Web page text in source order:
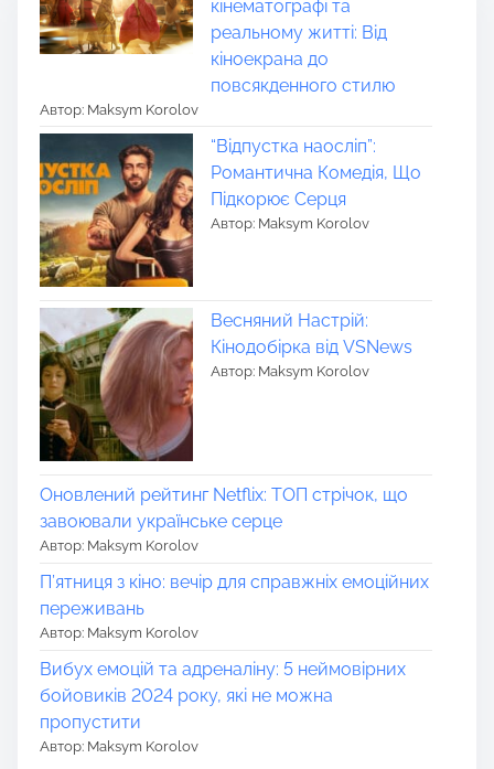
кінематографі та
реальному житті: Від
кіноекрана до
повсякденного стилю
Автор: Maksym Korolov
“Відпустка наосліп”:
Романтична Комедія, Що
Підкорює Серця
Автор: Maksym Korolov
Весняний Настрій:
Кінодобірка від VSNews
Автор: Maksym Korolov
Оновлений рейтинг Netflix: ТОП стрічок, що
завоювали українське серце
Автор: Maksym Korolov
П’ятниця з кіно: вечір для справжніх емоційних
переживань
Автор: Maksym Korolov
Вибух емоцій та адреналіну: 5 неймовірних
бойовиків 2024 року, які не можна
пропустити
Автор: Maksym Korolov